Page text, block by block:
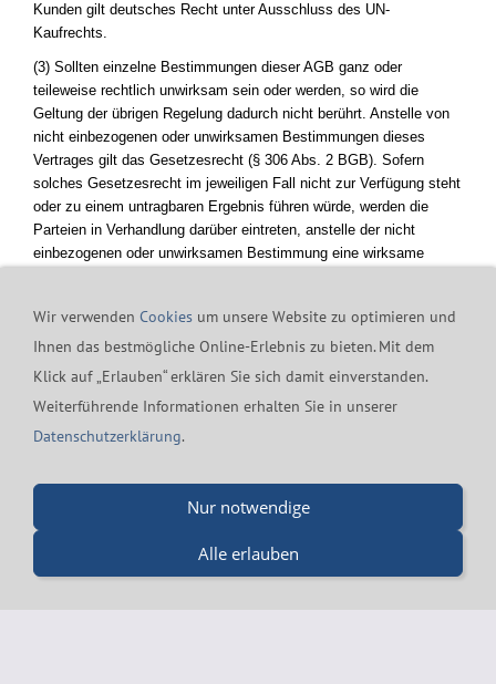
Kunden gilt deutsches Recht unter Ausschluss des UN-
Kaufrechts.
(3) Sollten einzelne Bestimmungen dieser AGB ganz oder
teileweise rechtlich unwirksam sein oder werden, so wird die
Geltung der übrigen Regelung dadurch nicht berührt. Anstelle von
nicht einbezogenen oder unwirksamen Bestimmungen dieses
Vertrages gilt das Gesetzesrecht (§ 306 Abs. 2 BGB). Sofern
solches Gesetzesrecht im jeweiligen Fall nicht zur Verfügung steht
oder zu einem untragbaren Ergebnis führen würde, werden die
Parteien in Verhandlung darüber eintreten, anstelle der nicht
einbezogenen oder unwirksamen Bestimmung eine wirksame
Kontakt 24h-Notfall-Hotline Cookies
Versand & Zahlung
Datenschutzerklärung
AGB
Merz GmbH - Beinheimer Straße 19 - 76437 Rastatt - Tel.:
drucklufttechnik.de
Wir verwenden Cookies um unsere Website zu optimieren und
Ihnen das bestmögliche Online-Erlebnis zu bieten. Mit dem
Klick auf „Erlauben“ erklären Sie sich damit einverstanden.
Weiterführende Informationen erhalten Sie in unserer
Datenschutzerklärung.
Nur notwendige
Alle erlauben